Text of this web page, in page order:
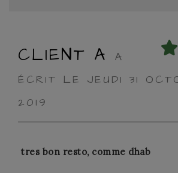
CLIENT A
A
ÉCRIT LE JEUDI 31
2019
tres bon resto, comme dhab